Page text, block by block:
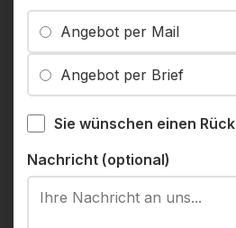
Angebot per Mail
Angebot per Brief
Sie wünschen einen
Nachricht (optional)